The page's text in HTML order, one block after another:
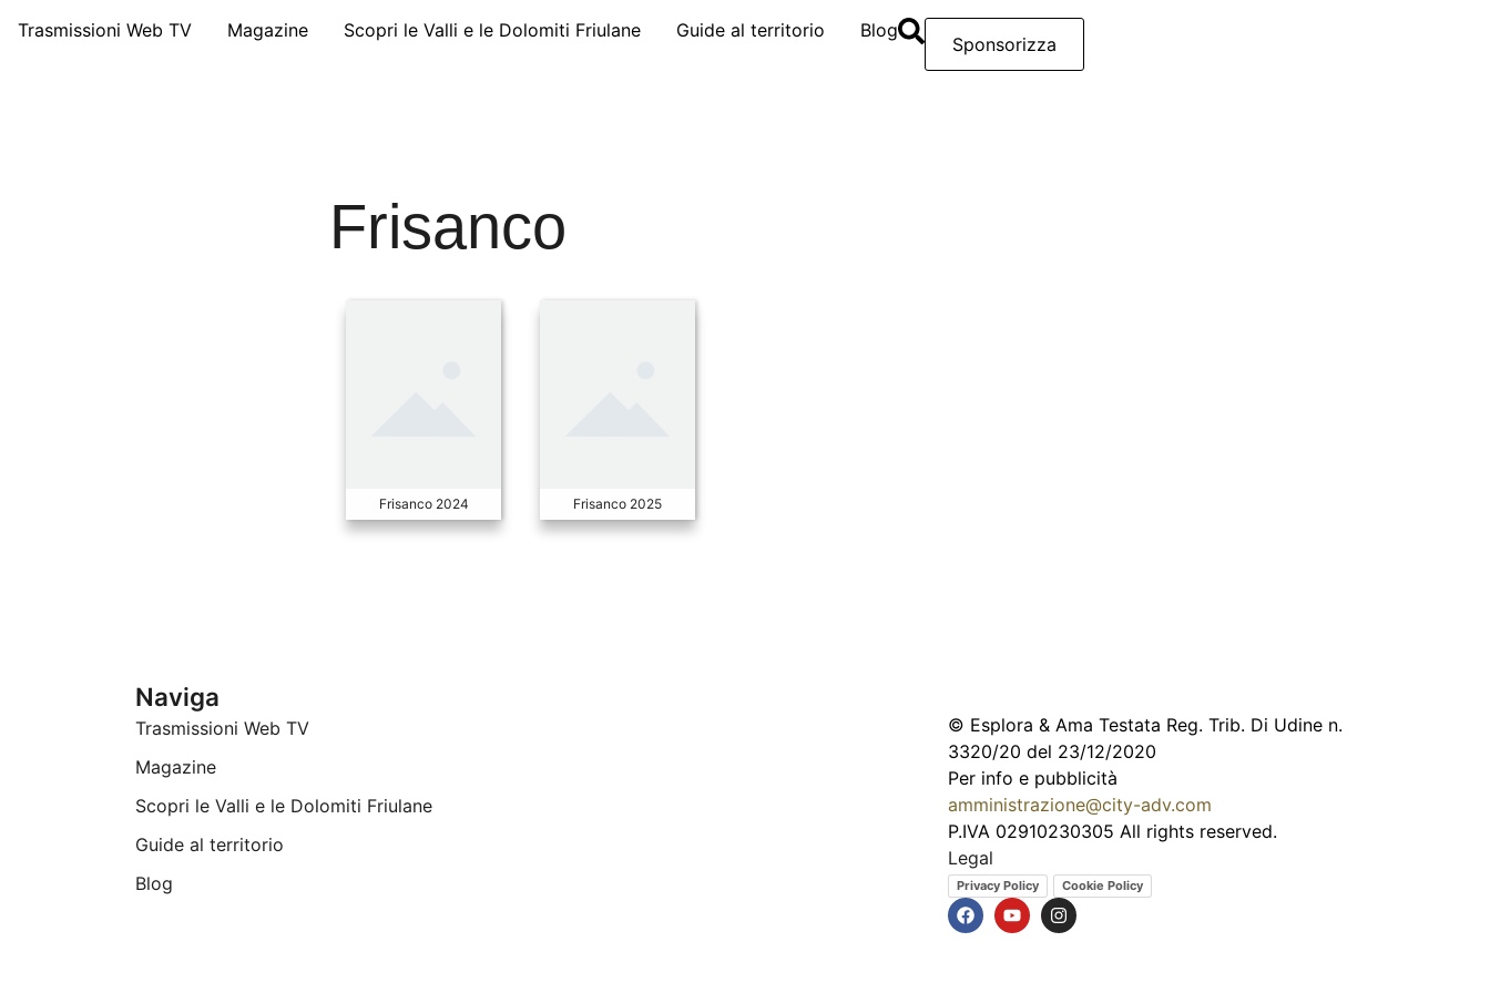
Trasmissioni Web TV Magazine Scopri le Valli e le Dolomiti Friulane Guide al territorio Blog
Sponsorizza
Frisanco
Frisanco 2024 Frisanco 2025
Naviga
Trasmissioni Web TV
Magazine
Scopri le Valli e le Dolomiti Friulane
Guide al territorio
Blog
© Esplora & Ama Testata Reg. Trib. Di Udine n.
3320/20 del 23/12/2020
Per info e pubblicità
amministrazione@city-adv.com
P.IVA 02910230305 All rights reserved.
Legal
Privacy Policy Cookie Policy